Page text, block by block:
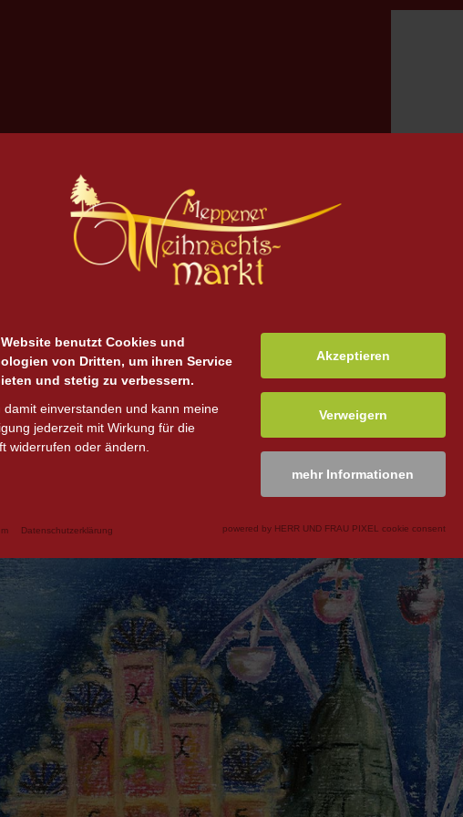
Website benutzt Cookies und
von Dritten, um ihren Service
und stetig zu verbessern.
damit einverstanden und kann meine
jederzeit mit Wirkung für die
widerrufen oder ändern.
Akzeptieren
Verweigern
mehr Informationen
Datenschutzerklärung powered by HERR UND FRAU PIXEL cookie consent